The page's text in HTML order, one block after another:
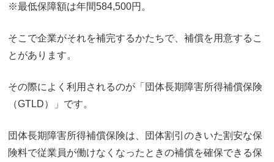
※最低保障額は年間584,500円。
そこで企業がそれを補完するかたちで、補償を用意するこ
とがあります。
その際によく利用されるのが「団体長期障害所得補償保険
（GTLD）」です。
団体長期障害所得補償保険は、団体割引のきいた割安な保
険料で従業員が働けなくなったときの補償を確保できる保